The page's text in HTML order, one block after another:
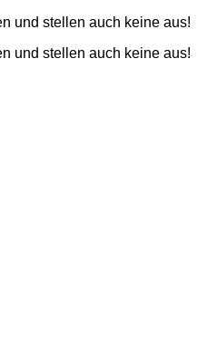
und stellen auch keine aus!
und stellen auch keine aus!